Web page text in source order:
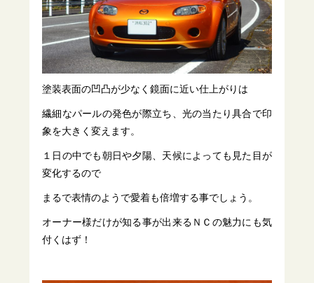
塗装表面の凹凸が少なく鏡面に近い仕上がりは
繊細なパールの発色が際立ち、光の当たり具合で印
象を大きく変えます。
１日の中でも朝日や夕陽、天候によっても見た目が
変化するので
まるで表情のようで愛着も倍増する事でしょう。
オーナー様だけが知る事が出来るＮＣの魅力にも気
付くはず！